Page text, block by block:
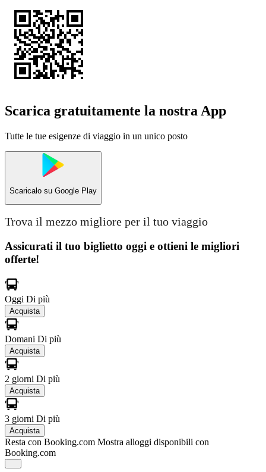
Scarica gratuitamente la nostra App
Tutte le tue esigenze di viaggio in un unico posto
Scaricalo su Google Play
Trova il mezzo migliore per il tuo viaggio
Assicurati il ​​tuo biglietto oggi e ottieni le migliori
offerte!
Oggi Di più
Acquista
Domani Di più
Acquista
2 giorni Di più
Acquista
3 giorni Di più
Acquista
Resta con Booking.com Mostra alloggi disponibili con
Booking.com